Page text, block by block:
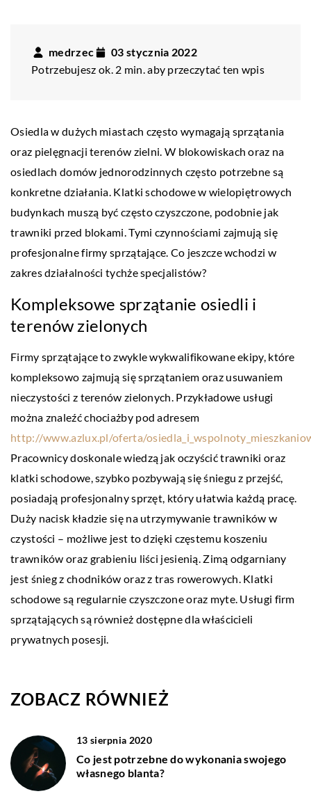
medrzec
03 stycznia 2022
Potrzebujesz ok. 2 min. aby przeczytać ten wpis
Osiedla w dużych miastach często wymagają sprzątania
oraz pielęgnacji terenów zielni. W blokowiskach oraz na
osiedlach domów jednorodzinnych często potrzebne są
konkretne działania. Klatki schodowe w wielopiętrowych
budynkach muszą być często czyszczone, podobnie jak
trawniki przed blokami. Tymi czynnościami zajmują się
profesjonalne firmy sprzątające. Co jeszcze wchodzi w
zakres działalności tychże specjalistów?
Kompleksowe sprzątanie osiedli i
terenów zielonych
Firmy sprzątające to zwykle wykwalifikowane ekipy, które
kompleksowo zajmują się sprzątaniem oraz usuwaniem
nieczystości z terenów zielonych. Przykładowe usługi
można znaleźć chociażby pod adresem
http://www.azlux.pl/oferta/
Pracownicy doskonale wiedzą jak oczyścić trawniki oraz
klatki schodowe, szybko pozbywają się śniegu z przejść,
posiadają profesjonalny sprzęt, który ułatwia każdą pracę.
Duży nacisk kładzie się na utrzymywanie trawników w
czystości – możliwe jest to dzięki częstemu koszeniu
trawników oraz grabieniu liści jesienią. Zimą odgarniany
jest śnieg z chodników oraz z tras rowerowych. Klatki
schodowe są regularnie czyszczone oraz myte. Usługi firm
sprzątających są również dostępne dla właścicieli
prywatnych posesji.
ZOBACZ RÓWNIEŻ
13 sierpnia 2020
Co jest potrzebne do wykonania swojego
własnego blanta?